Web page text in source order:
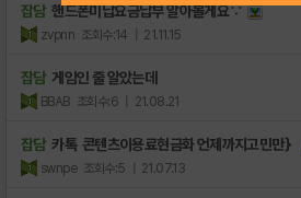
잡담 핸드폰미납요금납부 알아볼게요∵
zvpnn 조회수:14 | 21.11.15
잡담 게임인 줄 알았는데
BBAB 조회수:6 | 21.08.21
잡담 카톡 콘텐츠이용료현금화 언제까지고민만｝
swnpe 조회수:5 | 21.07.13